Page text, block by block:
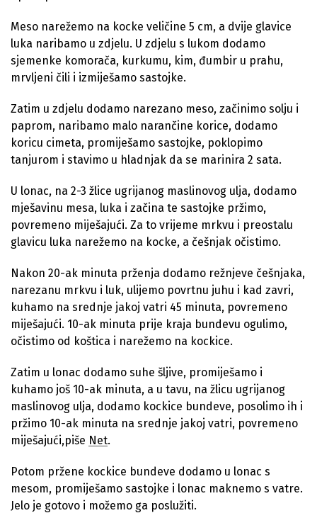
Meso narežemo na kocke veličine 5 cm, a dvije glavice
luka naribamo u zdjelu. U zdjelu s lukom dodamo
sjemenke komorača, kurkumu, kim, đumbir u prahu,
mrvljeni čili i izmiješamo sastojke.
Zatim u zdjelu dodamo narezano meso, začinimo solju i
paprom, naribamo malo narančine korice, dodamo
koricu cimeta, promiješamo sastojke, poklopimo
tanjurom i stavimo u hladnjak da se marinira 2 sata.
U lonac, na 2-3 žlice ugrijanog maslinovog ulja, dodamo
mješavinu mesa, luka i začina te sastojke pržimo,
povremeno miješajući. Za to vrijeme mrkvu i preostalu
glavicu luka narežemo na kocke, a češnjak očistimo.
Nakon 20-ak minuta prženja dodamo režnjeve češnjaka,
narezanu mrkvu i luk, ulijemo povrtnu juhu i kad zavri,
kuhamo na srednje jakoj vatri 45 minuta, povremeno
miješajući. 10-ak minuta prije kraja bundevu ogulimo,
očistimo od koštica i narežemo na kockice.
Zatim u lonac dodamo suhe šljive, promiješamo i
kuhamo još 10-ak minuta, a u tavu, na žlicu ugrijanog
maslinovog ulja, dodamo kockice bundeve, posolimo ih i
pržimo 10-ak minuta na srednje jakoj vatri, povremeno
miješajući,piše Net.
Potom pržene kockice bundeve dodamo u lonac s
mesom, promiješamo sastojke i lonac maknemo s vatre.
Jelo je gotovo i možemo ga poslužiti.